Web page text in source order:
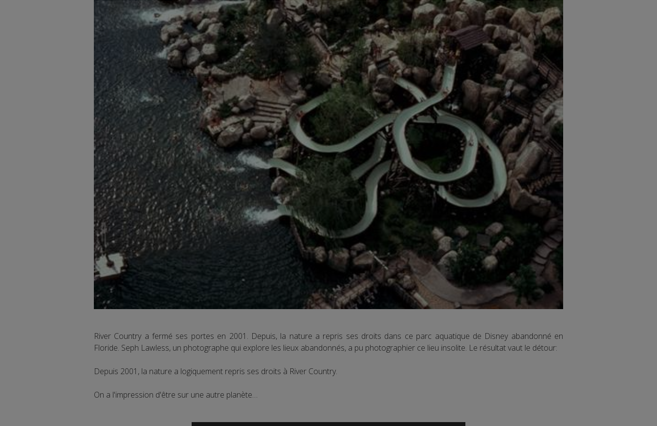
River Country a fermé ses portes en 2001. Depuis, la nature a repris ses droits dans ce parc aquatique de Disney abandonné en
Floride. Seph Lawless, un photographe qui explore les lieux abandonnés, a pu photographier ce lieu insolite. Le résultat vaut le détour:
Depuis 2001, la nature a logiquement repris ses droits à River Country.
On a l'impression d'être sur une autre planète…